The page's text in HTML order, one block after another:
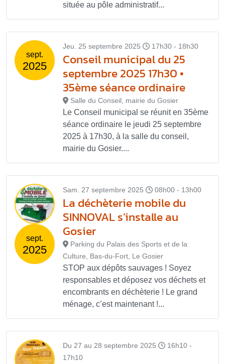
située au pôle administratif...
sept.
2025
Jeu. 25 septembre 2025 17h30 - 18h30
Conseil municipal du 25
septembre 2025 17h30 •
35ème séance ordinaire
Salle du Conseil, mairie du Gosier
Le Conseil municipal se réunit en 35ème
séance ordinaire le jeudi 25 septembre
2025 à 17h30, à la salle du conseil,
mairie du Gosier....
sept.
2025
Sam. 27 septembre 2025 08h00 - 13h00
La déchèterie mobile du
SINNOVAL s’installe au
Gosier
Parking du Palais des Sports et de la
Culture, Bas-du-Fort, Le Gosier
STOP aux dépôts sauvages ! Soyez
responsables et déposez vos déchets et
encombrants en déchèterie ! Le grand
ménage, c’est maintenant !...
Du 27 au 28 septembre 2025
16h10 -
17h10